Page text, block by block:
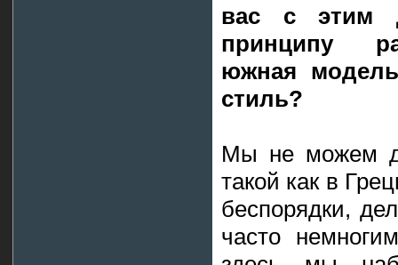
вас с этим
принципу
южная
стиль?
Мы не можем
такой как в
беспорядки,
часто